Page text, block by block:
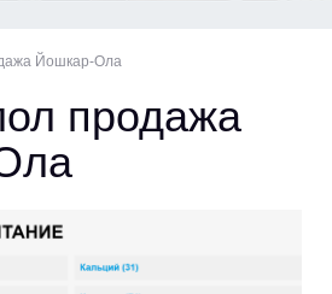
Йошкар-Ола
продажа